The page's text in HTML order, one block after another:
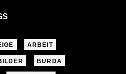
ARBEIT
BURDA